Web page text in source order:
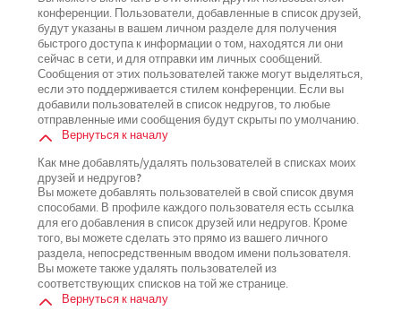
конференции. Пользователи, добавленные в список друзей,
будут указаны в вашем личном разделе для получения
быстрого доступа к информации о том, находятся ли они
сейчас в сети, и для отправки им личных сообщений.
Сообщения от этих пользователей также могут выделяться,
если это поддерживается стилем конференции. Если вы
добавили пользователей в список недругов, то любые
отправленные ими сообщения будут скрыты по умолчанию.
Вернуться к началу
Как мне добавлять/удалять пользователей в списках моих
друзей и недругов?
Вы можете добавлять пользователей в свой список двумя
способами. В профиле каждого пользователя есть ссылка
для его добавления в список друзей или недругов. Кроме
того, вы можете сделать это прямо из вашего личного
раздела, непосредственным вводом имени пользователя.
Вы можете также удалять пользователей из
соответствующих списков на той же странице.
Вернуться к началу